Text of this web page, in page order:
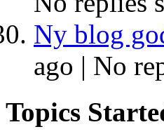
Ny blog
ago | No
Topics